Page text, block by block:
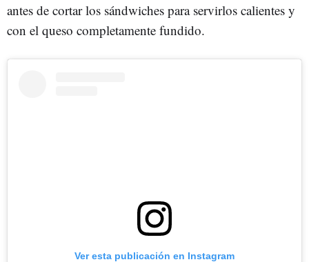
antes de cortar los sándwiches para servirlos calientes y
con el queso completamente fundido.
Ver esta publicación en Instagram